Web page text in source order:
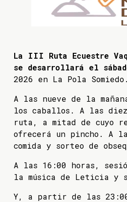
La III Ruta Ecuestre
se desarrollará el
2026 en La Pola Somiedo.
A las nueve de la
los caballos. A las
ruta, a mitad de cuyo
ofrecerá un pincho. A
comida y sorteo de
A las 16:00 horas,
la música de Leticia y
Y, a partir de las